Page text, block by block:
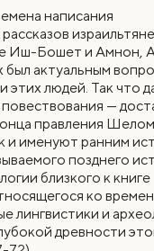
написания
Иш-Бошет и Амнон,
актуальным
этих людей. Так что
—
правления
и именуют ранним
позднего
близкого к книге
ко
лингвистики и
древности